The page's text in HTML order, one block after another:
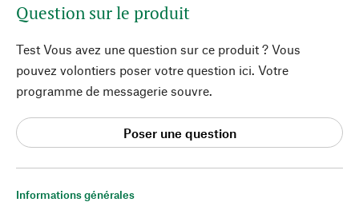
Informations générales
Question sur le produit
Test Vous avez une question sur ce produit ? Vous
pouvez volontiers poser votre question ici. Votre
programme de messagerie souvre.
Poser une question